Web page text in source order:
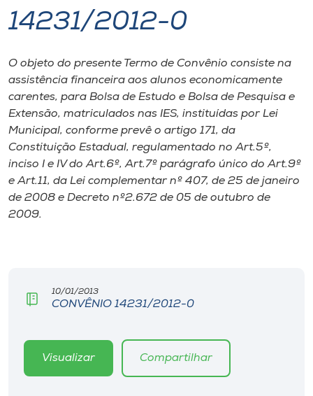
I.nova
Diplomados
Cultura
Biblioteca
Unoesc
Store
14231/2012-0
O objeto do presente Termo de Convênio consiste na
assistência financeira aos alunos economicamente
carentes, para Bolsa de Estudo e Bolsa de Pesquisa e
Extensão, matriculados nas IES, instituídas por Lei
Municipal, conforme prevê o artigo 171, da
Constituição Estadual, regulamentado no Art.5º,
inciso I e IV do Art.6º, Art.7º parágrafo único do Art.9º
e Art.11, da Lei complementar nº 407, de 25 de janeiro
de 2008 e Decreto nº2.672 de 05 de outubro de
2009.
10/01/2013
CONVÊNIO 14231/2012-0
Visualizar Compartilhar